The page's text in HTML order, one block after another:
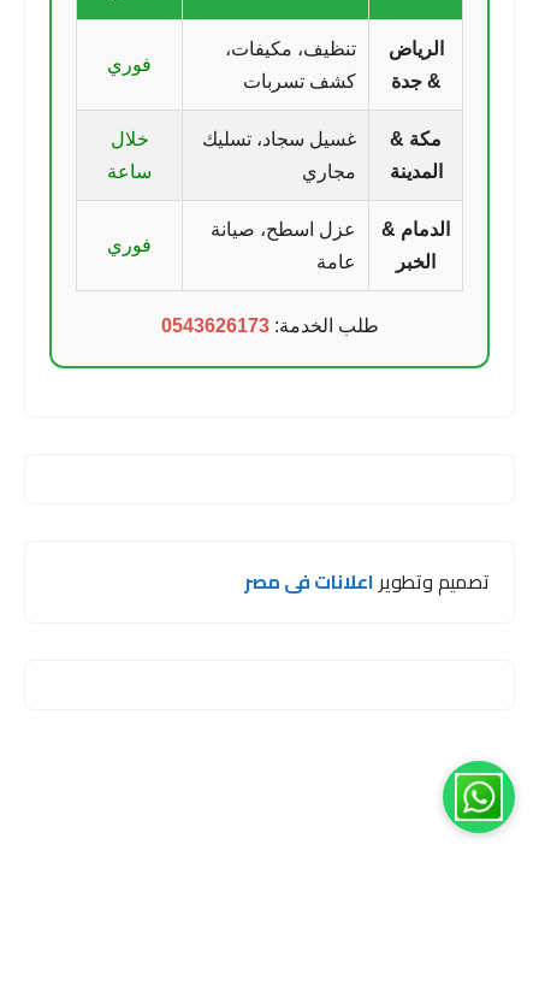
الرياض
& جدة
تنظيف، مكيفات،
كشف تسربات
فوري
مكة &
المدينة
غسيل سجاد، تسليك
مجاري
خلال
ساعة
الدمام &
الخبر
عزل اسطح، صيانة
عامة
فوري
طلب الخدمة:0543626173
تصميم وتطويراعلانات فى مصر
مرحبا اخي 😊